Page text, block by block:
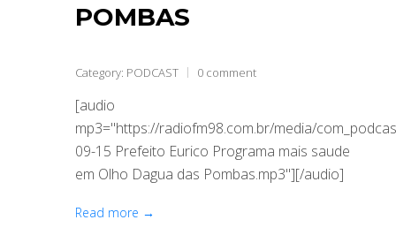
POMBAS
Category: PODCAST 0 comment
[audio
mp3="https://radiofm98.com.br/media/
09-15 Prefeito Eurico Programa mais saude
em Olho Dagua das Pombas.mp3"][/audio]
Read more →